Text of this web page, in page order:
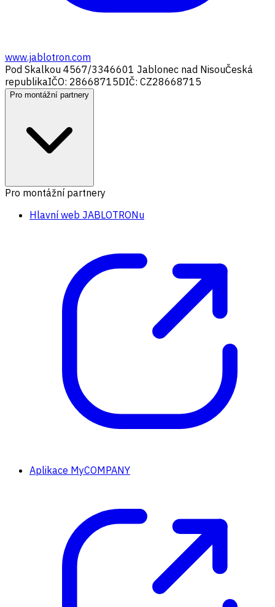
www.jablotron.com
Pod Skalkou 4567/3346601 Jablonec nad NisouČeská
republikaIČO: 28668715DIČ: CZ28668715
Pro montážní partnery
Pro montážní partnery
Hlavní web JABLOTRONu
Aplikace MyCOMPANY